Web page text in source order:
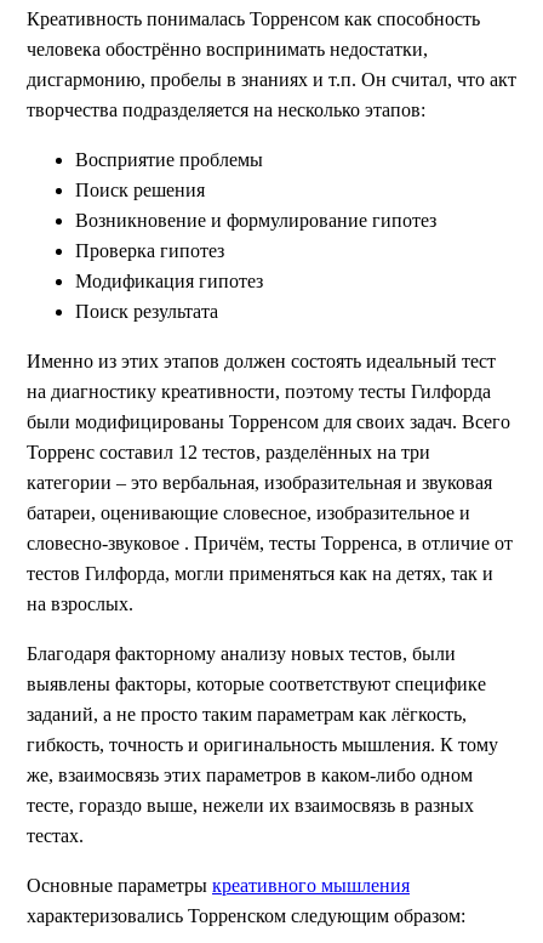
Креативность понималась Торренсом как способность
человека обострённо воспринимать недостатки,
дисгармонию, пробелы в знаниях и т.п. Он считал, что акт
творчества подразделяется на несколько этапов:
Восприятие проблемы
Поиск решения
Возникновение и формулирование гипотез
Проверка гипотез
Модификация гипотез
Поиск результата
Именно из этих этапов должен состоять идеальный тест
на диагностику креативности, поэтому тесты Гилфорда
были модифицированы Торренсом для своих задач. Всего
Торренс составил 12 тестов, разделённых на три
категории – это вербальная, изобразительная и звуковая
батареи, оценивающие словесное, изобразительное и
словесно-звуковое . Причём, тесты Торренса, в отличие от
тестов Гилфорда, могли применяться как на детях, так и
на взрослых.
Благодаря факторному анализу новых тестов, были
выявлены факторы, которые соответствуют специфике
заданий, а не просто таким параметрам как лёгкость,
гибкость, точность и оригинальность мышления. К тому
же, взаимосвязь этих параметров в каком-либо одном
тесте, гораздо выше, нежели их взаимосвязь в разных
тестах.
Основные параметры креативного мышления
характеризовались Торренском следующим образом: